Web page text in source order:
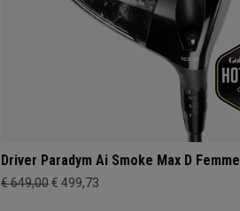
Driver Paradym Ai Smoke Max D Femme
€ 649,00€ 499,73